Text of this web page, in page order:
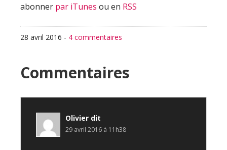
abonner par iTunes ou en RSS
28 avril 2016 - 4 commentaires
Interactions
du
lecteur
Commentaires
Olivier dit
29 avril 2016 à 11h38